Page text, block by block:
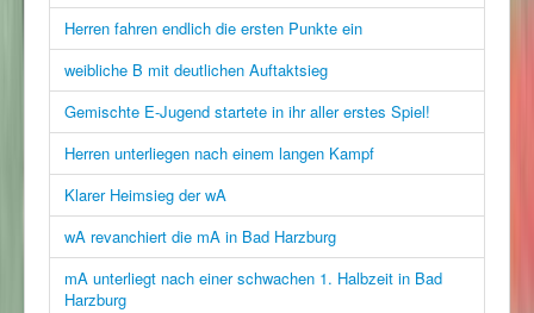
Herren fahren endlich die ersten Punkte ein
weibliche B mit deutlichen Auftaktsieg
Gemischte E-Jugend startete in ihr aller erstes Spiel!
Herren unterliegen nach einem langen Kampf
Klarer Heimsieg der wA
wA revanchiert die mA in Bad Harzburg
mA unterliegt nach einer schwachen 1. Halbzeit in Bad
Harzburg